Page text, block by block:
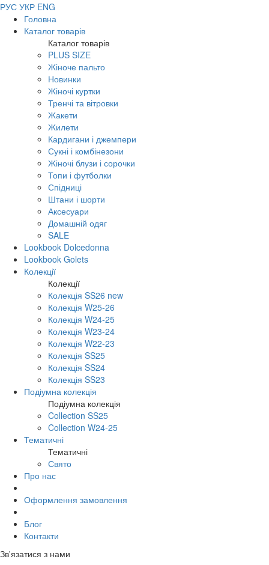
РУС УКР ENG
Головна
Каталог товарів
Каталог товарів
PLUS SIZE
Жіноче пальто
Новинки
Жіночі куртки
Тренчі та вітровки
Жакети
Жилети
Кардигани і джемпери
Сукні і комбінезони
Жіночі блузи і сорочки
Топи і футболки
Спідниці
Штани і шорти
Аксесуари
Домашній одяг
SALE
Lookbook Dolcedonna
Lookbook Golets
Колекції
Колекції
Колекція SS26 new
Колекція W25-26
Колекція W24-25
Колекція W23-24
Колекція W22-23
Колекція SS25
Колекція SS24
Колекція SS23
Подіумна колекція
Подіумна колекція
Collection SS25
Collection W24-25
Тематичні
Тематичні
Свято
Про нас
Оформлення замовлення
Блог
Контакти
Зв'язатися з нами